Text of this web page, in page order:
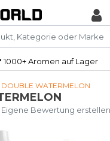
1000+ Aromen auf Lager
DOUBLE WATERMELON
Eigene Bewertung erstellen